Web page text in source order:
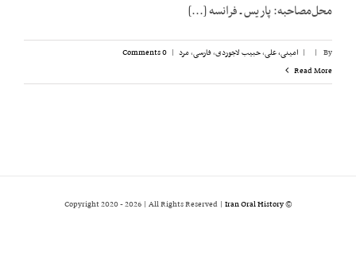
محل‌مصاحبه: پاریس ـ فرانسه [...]
By
|
| امینی، علی,حبیب لاجوردی,فارسی,مرد |
0 Comments
Read More
© Copyright 2020 -
2026 | All Rights Reserved | Iran Oral History